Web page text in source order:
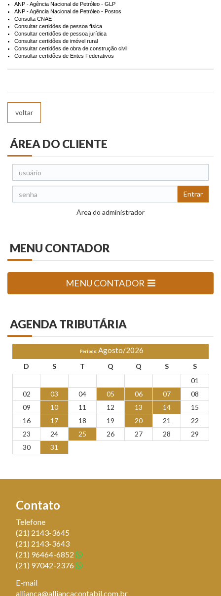
ANP - Agência Nacional de Petróleo - GLP
ANP - Agência Nacional de Petróleo - Postos
Consulta CNAE
Consultar certidões de pessoa física
Consultar certidões de pessoa jurídica
Consultar certidões de imóvel rural
Consultar certidões de obra de construção civil
Consultar certidões de Entes Federativos
voltar
ÁREA DO CLIENTE
Entrar
Área do administrador
MENU CONTADOR
MENU CONTADOR
AGENDATRIBUTÁRIA
Período:Agosto/2026
D S T Q Q S
S
01
02
03 04 05 06 07
08
09
10 11 12 13 14
15
16
17 18 19 20 21
22
23
24 25 26 27 28
29
30
31
Contato
Telefone
(21) 2143-3645
(21) 2143-3643
(21) 96464-6852
(21) 97042-2376
E-mail
allianca@alliancacontabil.com.br